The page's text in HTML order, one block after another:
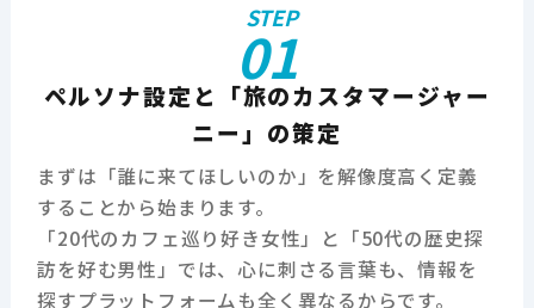
STEP
01
ペルソナ設定と「旅のカスタマージャー
ニー」の策定
まずは「誰に来てほしいのか」を解像度高く定義
することから始まります。
「20代のカフェ巡り好き女性」と「50代の歴史探
訪を好む男性」では、心に刺さる言葉も、情報を
探すプラットフォームも全く異なるからです。